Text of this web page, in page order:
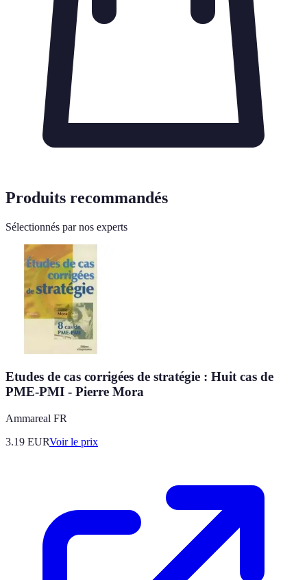
Produits recommandés
Sélectionnés par nos experts
Etudes de cas corrigées de stratégie : Huit cas de
PME-PMI - Pierre Mora
Ammareal FR
3.19 EURVoir le prix